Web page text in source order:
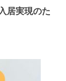
居実現のた